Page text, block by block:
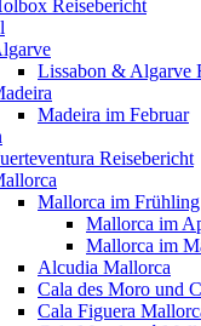
Reisebericht
Lissabon & Algarve
Madeira im Februar
Reisebericht
Mallorca im Frühling
Mallorca im
Mallorca im
Alcudia Mallorca
Cala des Moro und
Cala Figuera